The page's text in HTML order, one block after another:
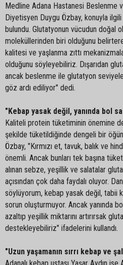
Medline Adana Hastanesi Beslenme
Diyetisyen Duygu Özbay, konuyla
bulundu. Glutatyonun vücudun doğal
moleküllerinden biri olduğunu
kalitesi ve yaşlanma zıttı
olduğunu söyleyebiliriz. Dışarıdan
ancak beslenme ile glutatyon
göz ardı ediliyor" dedi.
"Kebap yasak değil, yanında bol
Kaliteli protein tüketiminin önemine
şekilde tüketildiğinde dengeli bir
Özbay, "Kırmızı et, tavuk, balık ve
önemli. Ancak bunları tek başına
alınan sebze, yeşillik ve salatalar
açısından çok daha faydalı oluyor.
söylüyorum, kebap yasak değil, tabii
sorun oluşturmuyor. Ancak yanında
azaltıp yeşillik miktarını artırırsak
destekleyebiliriz" ifadelerini kullandı.
"Uzun yaşamanın sırrı kebap ve
Adanalı kebap ustası Yaşar Aydın ise